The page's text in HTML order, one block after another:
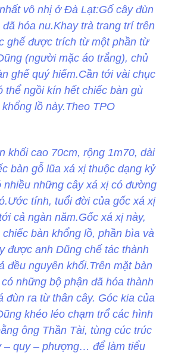
vô nhị ở Đà Lạt:Gố cây đùn
hóa nu.Khay trà trang trí trên
ghế được trích từ một phần từ
(người mặc áo trắng), chủ
ghế quý hiếm.Cần tới vài chục
thể ngồi kín hết chiếc bàn gù
lồ này.Theo TPO
khối cao 70cm, rộng 1m70, dài
bàn gỗ lũa xá xị thuộc dạng kỷ
nhiều những cây xá xị có đường
tính, tuổi đời của gốc xá xị
cả ngàn năm.Gốc xá xị này,
bàn khổng lồ, phần bìa và
được anh Dũng chế tác thành
đều nguyên khối.Trên mặt bàn
những bộ phận đã hóa thành
đùn ra từ thân cây. Góc kia của
khéo léo chạm trổ các hình
ông Thần Tài, tùng cúc trúc
– quy – phượng… để làm tiểu